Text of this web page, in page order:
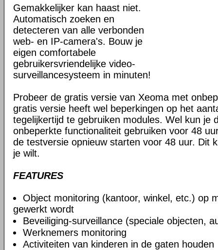
Gemakkelijker kan haast niet.
Automatisch zoeken en
detecteren van alle verbonden
web- en IP-camera's. Bouw je
eigen comfortabele
gebruikersvriendelijke video-
surveillancesysteem in minuten!
Probeer de gratis versie van Xeoma met
gratis versie heeft wel beperkingen op het
tegelijkertijd te gebruiken modules. Wel kun je
onbeperkte functionaliteit gebruiken voor 48
de testversie opnieuw starten voor 48 uur. Dit
je wilt.
FEATURES
Object monitoring (kantoor, winkel, etc.) op
gewerkt wordt
Beveiliging-surveillance (speciale objecten,
Werknemers monitoring
Activiteiten van kinderen in de gaten houden